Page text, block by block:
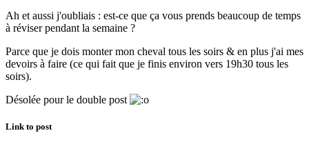
Ah et aussi j'oubliais : est-ce que ça vous prends beaucoup de temps
à réviser pendant la semaine ?
Parce que je dois monter mon cheval tous les soirs & en plus j'ai mes
devoirs à faire (ce qui fait que je finis environ vers 19h30 tous les
soirs).
Désolée pour le double post
Link to post